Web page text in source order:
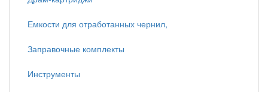
Емкости для отработанных чернил,
Заправочные комплекты
Инструменты